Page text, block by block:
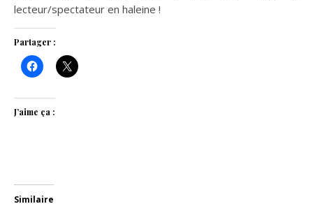
lecteur/spectateur en haleine !
Partager :
J’aime ça :
Similaire